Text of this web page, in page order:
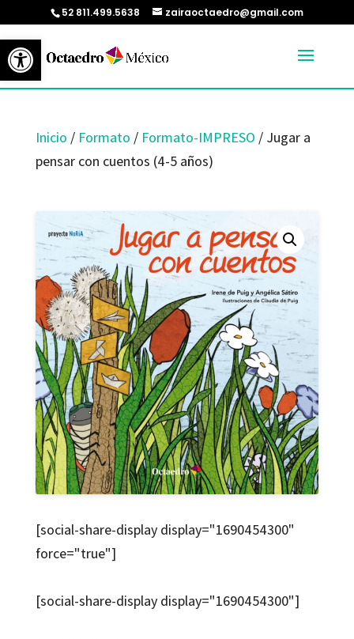
Abrir barra de herramientas
52 811.499.5638 zairaoctaedro@gmail.com
Inicio / Formato / Formato-IMPRESO / Jugar a
pensar con cuentos (4-5 años)
[social-share-display display="1690454300"
force="true"]
[social-share-display display="1690454300"]